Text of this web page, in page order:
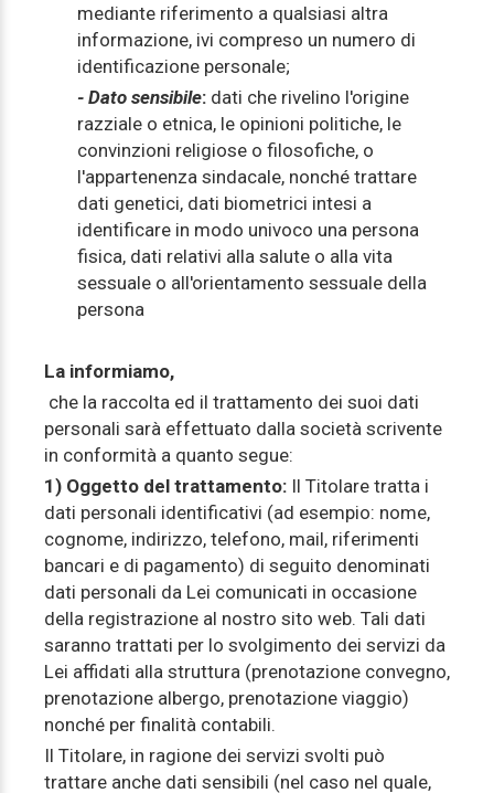
mediante riferimento a qualsiasi altra
informazione, ivi compreso un numero di
identificazione personale;
- Dato sensibile: dati che rivelino l'origine
razziale o etnica, le opinioni politiche, le
convinzioni religiose o filosofiche, o
l'appartenenza sindacale, nonché trattare
dati genetici, dati biometrici intesi a
identificare in modo univoco una persona
fisica, dati relativi alla salute o alla vita
sessuale o all'orientamento sessuale della
persona
La informiamo,
che la raccolta ed il trattamento dei suoi dati
personali sarà effettuato dalla società scrivente
in conformità a quanto segue:
1) Oggetto del trattamento: Il Titolare tratta i
dati personali identificativi (ad esempio: nome,
cognome, indirizzo, telefono, mail, riferimenti
bancari e di pagamento) di seguito denominati
dati personali da Lei comunicati in occasione
della registrazione al nostro sito web. Tali dati
saranno trattati per lo svolgimento dei servizi da
Lei affidati alla struttura (prenotazione convegno,
prenotazione albergo, prenotazione viaggio)
nonché per finalità contabili.
Il Titolare, in ragione dei servizi svolti può
trattare anche dati sensibili (nel caso nel quale,